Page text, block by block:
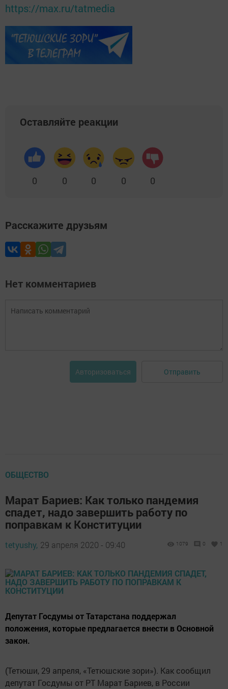
https://max.ru/tatmedia
Оставляйте реакции
0 0 0 0 0
Расскажите друзьям
Нет комментариев
Авторизоваться Отправить
ОБЩЕСТВО
Марат Бариев: Как только пандемия
спадет, надо завершить работу по
поправкам к Конституции
tetyushy, 29 апреля 2020 - 09:40 1079 0 1
Депутат Госдумы от Татарстана поддержал
положения, которые предлагается внести в Основной
закон.
(Тетюши, 29 апреля, «Тетюшские зори»). Как сообщил
депутат Госдумы от РТ Марат Бариев, в России